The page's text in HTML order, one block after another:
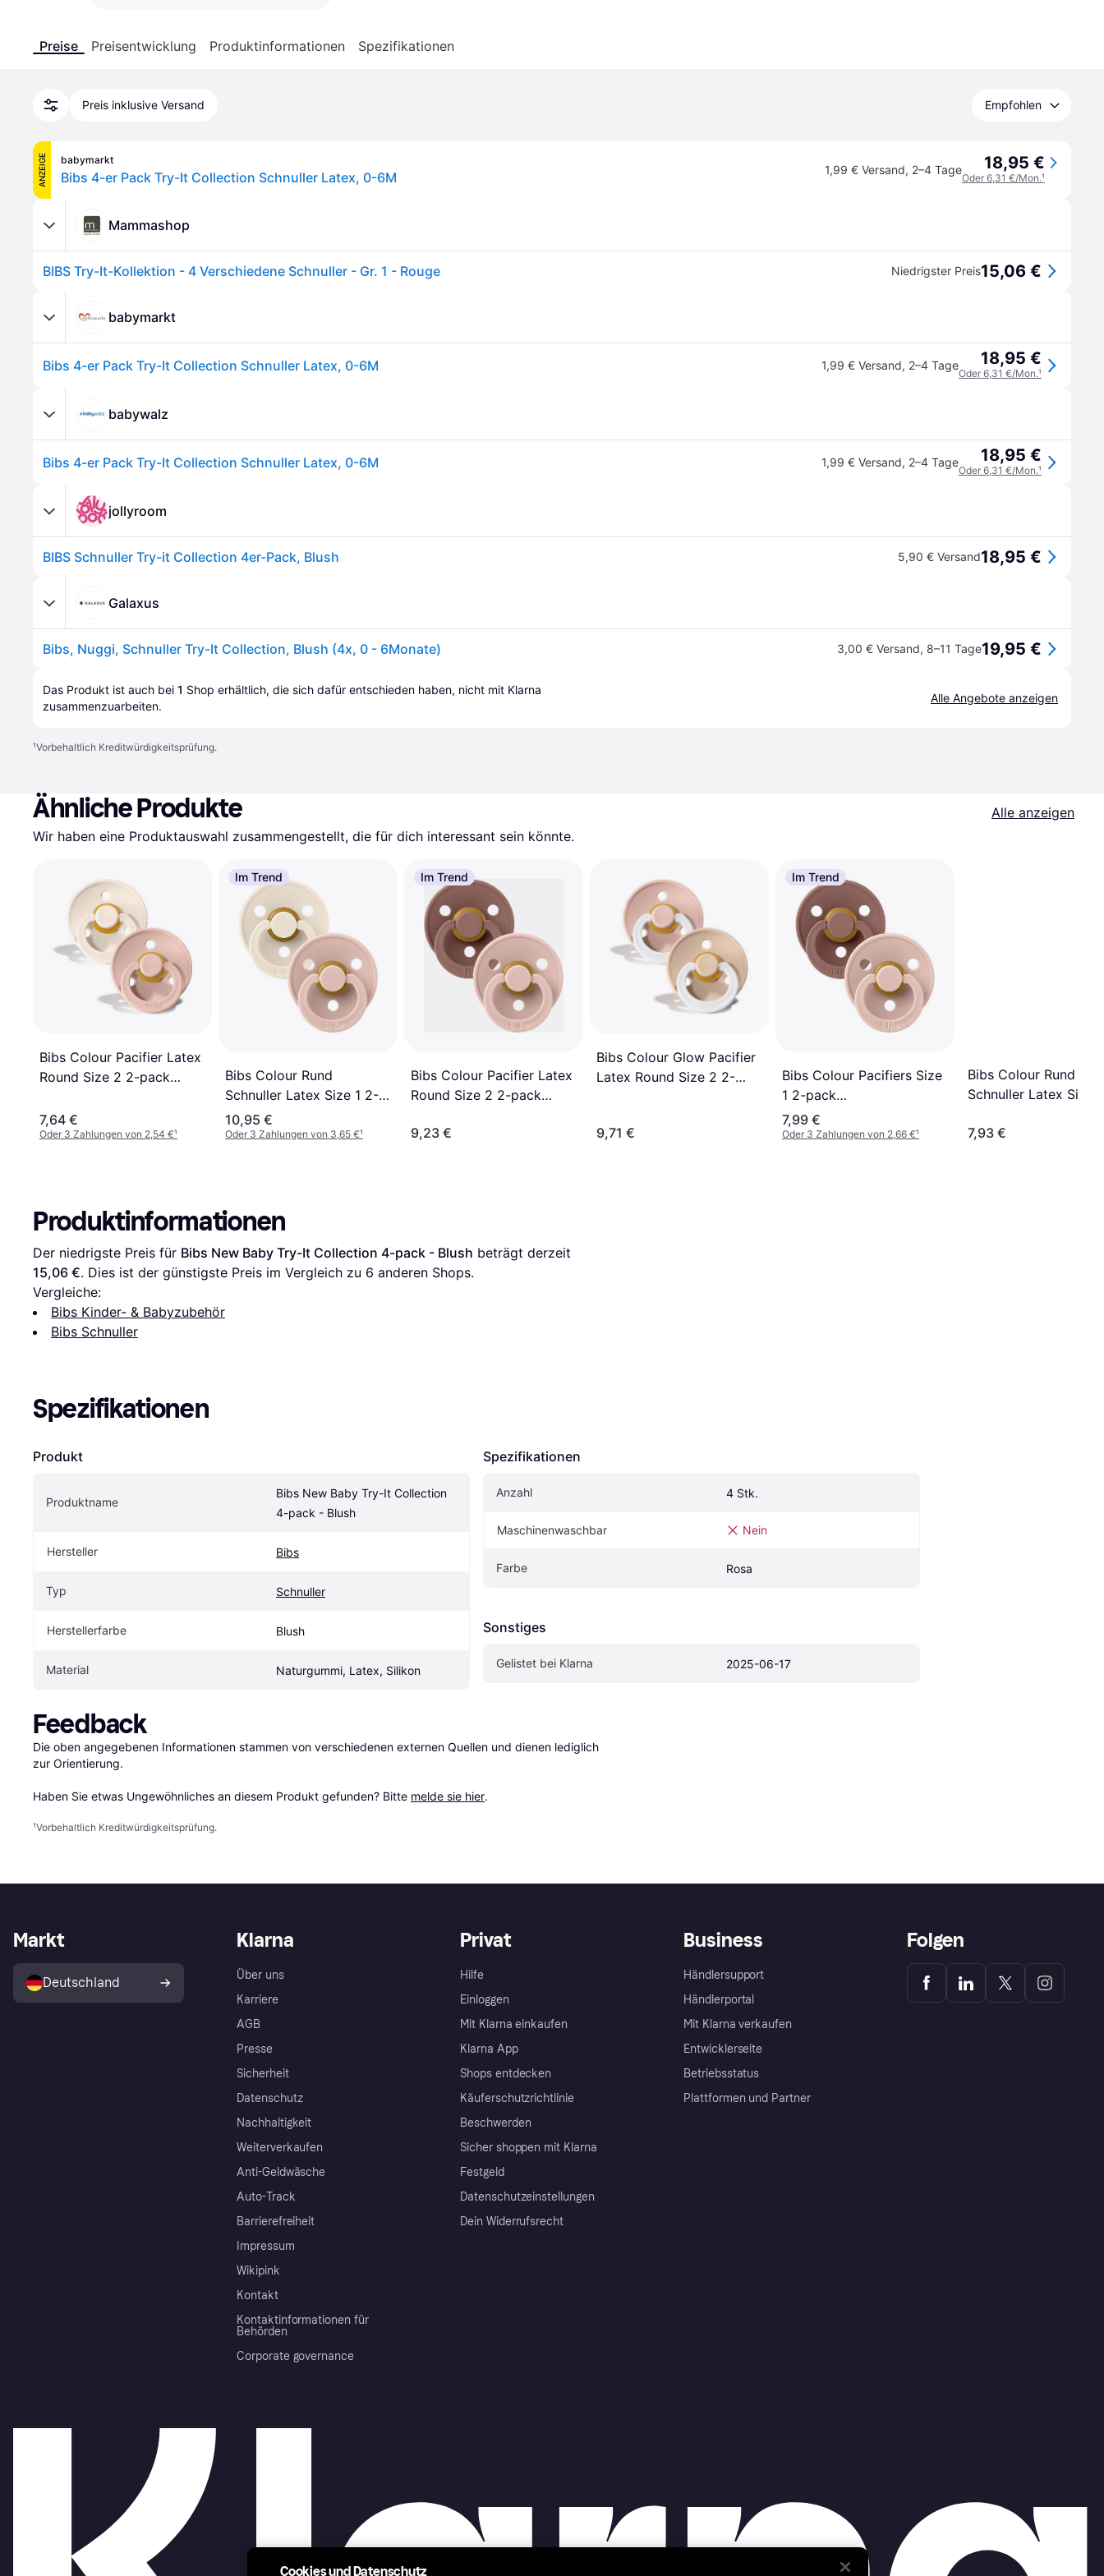
Preise Preisentwicklung Produktinformationen Spezifikationen
Preis inklusive Versand Empfohlen
ANZEIGE babymarkt
Bibs 4-er Pack Try-It Collection Schnuller Latex, 0-6M 1,99 € Versand, 2–4 Tage 18,95 €
Oder 6,31 €/Mon.¹
Mammashop
BIBS Try-It-Kollektion - 4 Verschiedene Schnuller - Gr. 1 - Rouge Niedrigster Preis15,06 €
babymarkt
Bibs 4-er Pack Try-It Collection Schnuller Latex, 0-6M 1,99 € Versand, 2–4 Tage 18,95 €
Oder 6,31 €/Mon.¹
babywalz
Bibs 4-er Pack Try-It Collection Schnuller Latex, 0-6M 1,99 € Versand, 2–4 Tage 18,95 €
Oder 6,31 €/Mon.¹
jollyroom
BIBS Schnuller Try-it Collection 4er-Pack, Blush 5,90 € Versand18,95 €
Galaxus
Bibs, Nuggi, Schnuller Try-It Collection, Blush (4x, 0 - 6Monate) 3,00 € Versand, 8–11 Tage19,95 €
Das Produkt ist auch bei 1 Shop erhältlich, die sich dafür entschieden haben, nicht mit Klarna
zusammenzuarbeiten.
Alle Angebote anzeigen
¹Vorbehaltlich Kreditwürdigkeitsprüfung.
Ähnliche Produkte
Alle anzeigen
Wir haben eine Produktauswahl zusammengestellt, die für dich interessant sein könnte.
Bibs Colour Pacifier Latex
Round Size 2 2-pack
7,64 €
Oder 3 Zahlungen von 2,54 €¹
Im Trend
Bibs Colour Rund
Schnuller Latex Size 1 2-
pak Ivory/Blush
10,95 €
Oder 3 Zahlungen von 3,65 €¹
Im Trend
Bibs Colour Pacifier Latex
Round Size 2 2-pack
9,23 €
Bibs Colour Glow Pacifier
Latex Round Size 2 2-
9,71 €
Im Trend
Bibs Colour Pacifiers Size
1 2-pack
Woodchuck/Blush
7,99 €
Oder 3 Zahlungen von 2,66 €¹
Bibs Colour Rund
Schnuller Latex Size
7,93 €
Produktinformationen
Der niedrigste Preis für Bibs New Baby Try-It Collection 4-pack - Blush
15,06 €. Dies ist der günstigste Preis im Vergleich zu 6 anderen Shops.
Vergleiche:
Bibs Kinder- & Babyzubehör
Bibs Schnuller
Spezifikationen
Produkt
Produktname
Bibs New Baby Try-It Collection
4-pack - Blush
Hersteller Bibs
Typ Schnuller
Herstellerfarbe Blush
Material Naturgummi, Latex, Silikon
Spezifikationen
Anzahl 4 Stk.
Maschinenwaschbar Nein
Farbe Rosa
Sonstiges
Gelistet bei Klarna 2025-06-17
Feedback
Die oben angegebenen Informationen stammen von verschiedenen externen Quellen und dienen lediglich
zur Orientierung.
Haben Sie etwas Ungewöhnliches an diesem Produkt gefunden? Bitte melde sie hier.
¹Vorbehaltlich Kreditwürdigkeitsprüfung.
Klarna
Über uns
Karriere
AGB
Presse
Sicherheit
Datenschutz
Nachhaltigkeit
Weiterverkaufen
Anti-Geldwäsche
Auto-Track
Barrierefreiheit
Impressum
Wikipink
Kontakt
Kontaktinformationen für
Behörden
Corporate governance
Privat
Hilfe
Einloggen
Mit Klarna einkaufen
Klarna App
Shops entdecken
Käuferschutzrichtlinie
Beschwerden
Sicher shoppen mit Klarna
Festgeld
Datenschutzeinstellungen
Dein Widerrufsrecht
Business
Händlersupport
Händlerportal
Mit Klarna verkaufen
Entwicklerseite
Betriebsstatus
Plattformen und Partner
Markt
Deutschland
Folgen
Cookies und Datenschutz